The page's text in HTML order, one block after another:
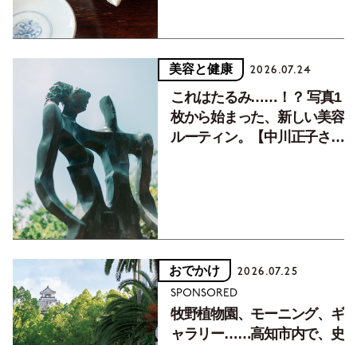
美容と健康 2026.07.24
これはたるみ……！？ 写真1
枚から始まった、新しい美容
ルーティン。【中川正子さん
おでかけ 2026.07.25
SPONSORED
牧野植物園、モーニング、ギ
ャラリー……高知市内で、史